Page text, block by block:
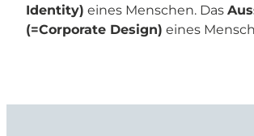
Identity) eines Menschen. Das
(=Corporate Design) eines